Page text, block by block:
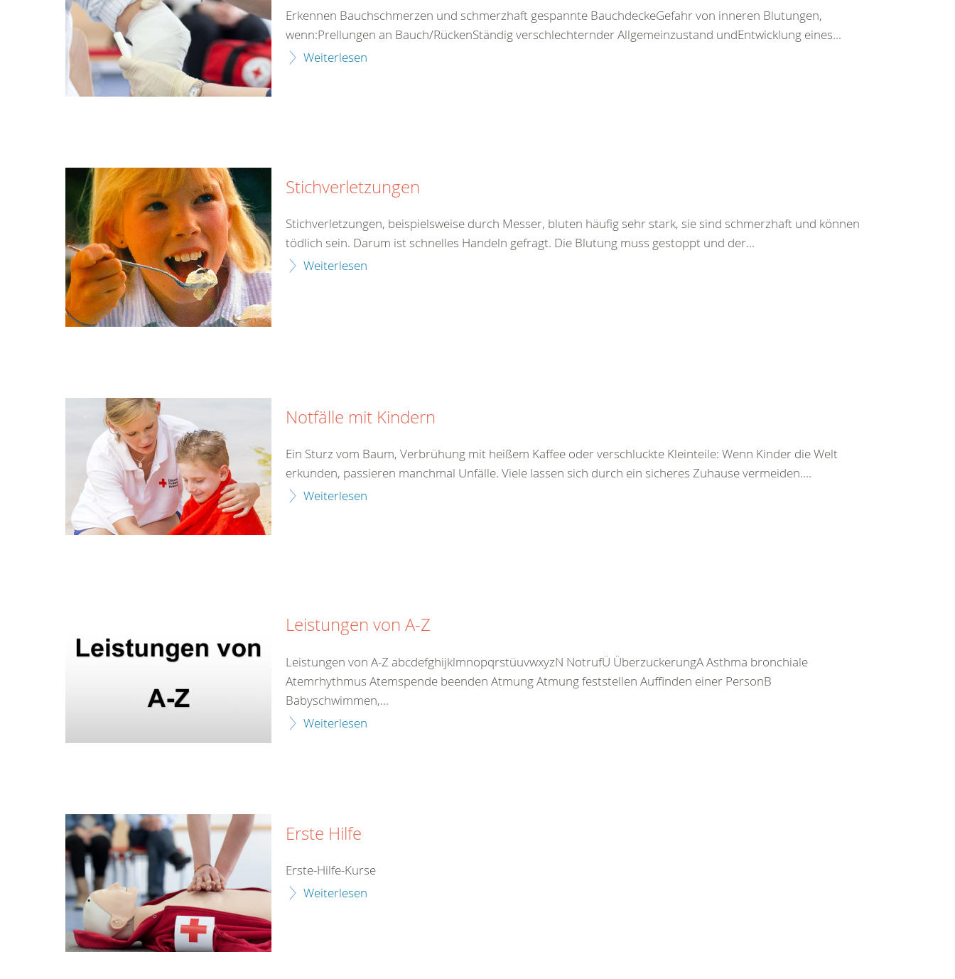
Erkennen Bauchschmerzen und schmerzhaft gespannte BauchdeckeGefahr von inneren Blutungen,
wenn:Prellungen an Bauch/RückenStändig verschlechternder Allgemeinzustand undEntwicklung eines...
Weiterlesen
Stichverletzungen
Stichverletzungen, beispielsweise durch Messer, bluten häufig sehr stark, sie sind schmerzhaft und können
tödlich sein. Darum ist schnelles Handeln gefragt. Die Blutung muss gestoppt und der...
Weiterlesen
Notfälle mit Kindern
Ein Sturz vom Baum, Verbrühung mit heißem Kaffee oder verschluckte Kleinteile: Wenn Kinder die Welt
erkunden, passieren manchmal Unfälle. Viele lassen sich durch ein sicheres Zuhause vermeiden....
Weiterlesen
Leistungen von A-Z
Leistungen von A-Z abcdefghijklmnopqrstüuvwxyzN NotrufÜ ÜberzuckerungA Asthma bronchiale
Atemrhythmus Atemspende beenden Atmung Atmung feststellen Auffinden einer PersonB
Babyschwimmen,...
Weiterlesen
Erste Hilfe
Erste-Hilfe-Kurse
Weiterlesen